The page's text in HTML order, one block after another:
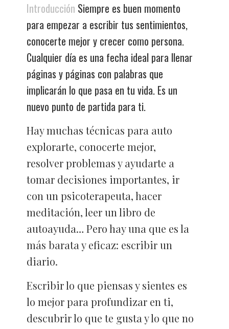
Introducción Siempre es buen momento
para empezar a escribir tus sentimientos,
conocerte mejor y crecer como persona.
Cualquier día es una fecha ideal para llenar
páginas y páginas con palabras que
implicarán lo que pasa en tu vida. Es un
nuevo punto de partida para ti.
Hay muchas técnicas para auto
explorarte, conocerte mejor,
resolver problemas y ayudarte a
tomar decisiones importantes, ir
con un psicoterapeuta, hacer
meditación, leer un libro de
autoayuda… Pero hay una que es la
más barata y eficaz: escribir un
diario.
Escribir lo que piensas y sientes es
lo mejor para profundizar en ti,
descubrir lo que te gusta y lo que no